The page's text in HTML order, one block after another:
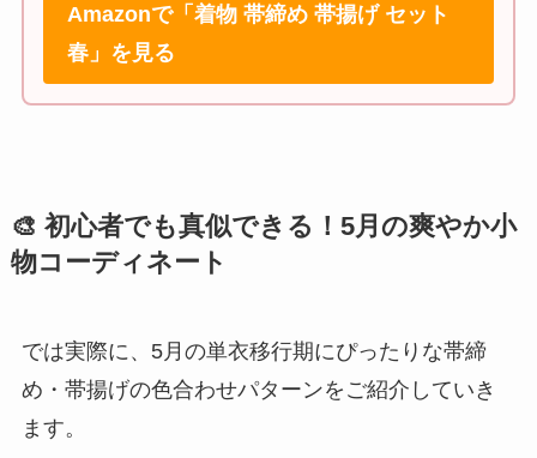
Amazonで「着物 帯締め 帯揚げ セット
春」を見る
🎨 初心者でも真似できる！5月の爽やか小
物コーディネート
では実際に、5月の単衣移行期にぴったりな帯締
め・帯揚げの色合わせパターンをご紹介していき
ます。